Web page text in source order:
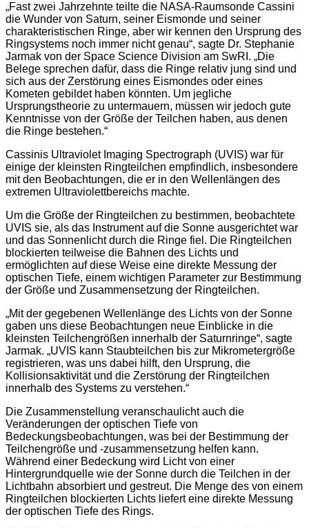
„Fast zwei Jahrzehnte teilte die NASA-Raumsonde Cassini
die Wunder von Saturn, seiner Eismonde und seiner
charakteristischen Ringe, aber wir kennen den Ursprung des
Ringsystems noch immer nicht genau“, sagte Dr. Stephanie
Jarmak von der Space Science Division am SwRI. „Die
Belege sprechen dafür, dass die Ringe relativ jung sind und
sich aus der Zerstörung eines Eismondes oder eines
Kometen gebildet haben könnten. Um jegliche
Ursprungstheorie zu untermauern, müssen wir jedoch gute
Kenntnisse von der Größe der Teilchen haben, aus denen
die Ringe bestehen.“
Cassinis Ultraviolet Imaging Spectrograph (UVIS) war für
einige der kleinsten Ringteilchen empfindlich, insbesondere
mit den Beobachtungen, die er in den Wellenlängen des
extremen Ultraviolettbereichs machte.
Um die Größe der Ringteilchen zu bestimmen, beobachtete
UVIS sie, als das Instrument auf die Sonne ausgerichtet war
und das Sonnenlicht durch die Ringe fiel. Die Ringteilchen
blockierten teilweise die Bahnen des Lichts und
ermöglichten auf diese Weise eine direkte Messung der
optischen Tiefe, einem wichtigen Parameter zur Bestimmung
der Größe und Zusammensetzung der Ringteilchen.
„Mit der gegebenen Wellenlänge des Lichts von der Sonne
gaben uns diese Beobachtungen neue Einblicke in die
kleinsten Teilchengrößen innerhalb der Saturnringe“, sagte
Jarmak. „UVIS kann Staubteilchen bis zur Mikrometergröße
registrieren, was uns dabei hilft, den Ursprung, die
Kollisionsaktivität und die Zerstörung der Ringteilchen
innerhalb des Systems zu verstehen.“
Die Zusammenstellung veranschaulicht auch die
Veränderungen der optischen Tiefe von
Bedeckungsbeobachtungen, was bei der Bestimmung der
Teilchengröße und -zusammensetzung helfen kann.
Während einer Bedeckung wird Licht von einer
Hintergrundquelle wie der Sonne durch die Teilchen in der
Lichtbahn absorbiert und gestreut. Die Menge des von einem
Ringteilchen blockierten Lichts liefert eine direkte Messung
der optischen Tiefe des Rings.